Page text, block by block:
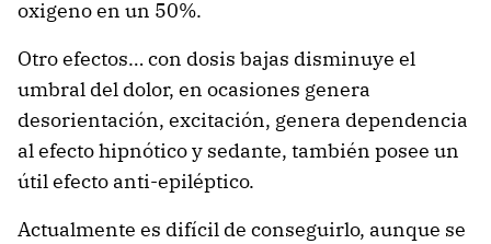
oxigeno en un 50%.
Otro efectos… con dosis bajas disminuye el
umbral del dolor, en ocasiones genera
desorientación, excitación, genera dependencia
al efecto hipnótico y sedante, también posee un
útil efecto anti-epiléptico.
Actualmente es difícil de conseguirlo, aunque se